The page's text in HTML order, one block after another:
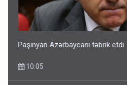
Paşinyan Azərbaycanı təbrik etdi
10:05